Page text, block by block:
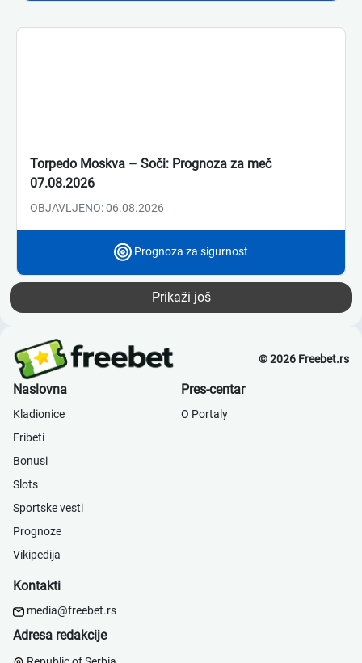
Torpedo Moskva – Soči: Prognoza za meč
07.08.2026
OBJAVLJENO: 06.08.2026
Prognoza za sigurnost
Prikaži još
© 2026 Freebet.rs
Naslovna
Kladionice
Fribeti
Bonusi
Slots
Sportske vesti
Prognoze
Vikipedija
Pres-centar
О Portaly
Kontakti
media@freebet.rs
Adresa redakcije